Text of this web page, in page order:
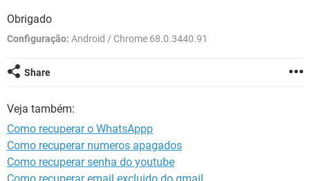
INSTAGRAM
GUIA DE COMPRAS
Obrigado
Configuração: Android / Chrome 68.0.3440.91
Share
Veja também:
Como recuperar o WhatsAppp
Como recuperar numeros apagados
Como recuperar senha do youtube